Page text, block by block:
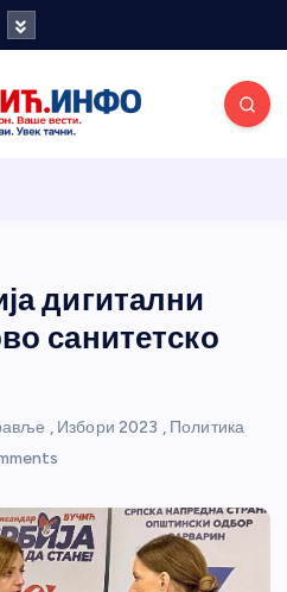
портал
дигитални
санитетско
, Избори 2023 , Политика